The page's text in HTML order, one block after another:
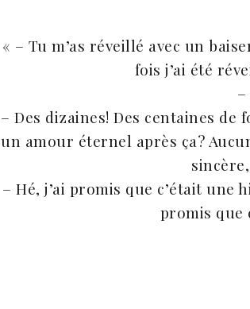
« – Tu m’as réveillé avec un
fois j’ai été
– Des dizaines! Des centaines de
un amour éternel après ça?
– Hé, j’ai promis que c’était une
promis que